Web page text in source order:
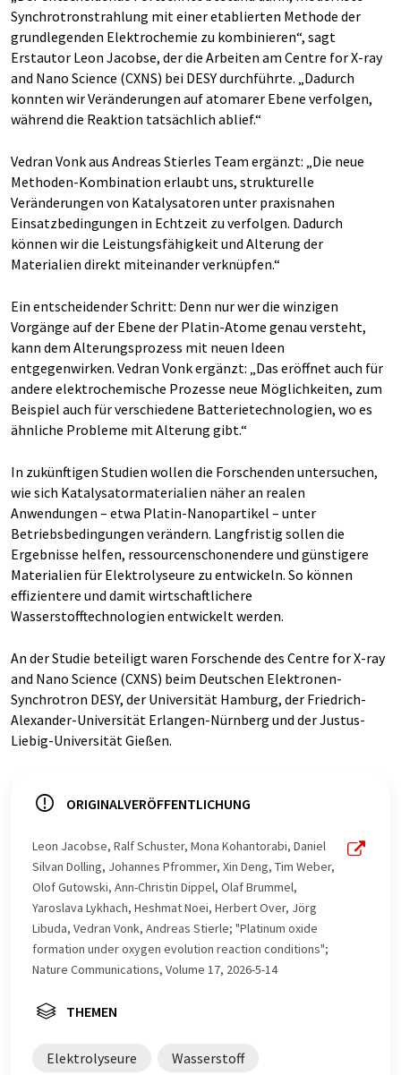
Synchrotronstrahlung mit einer etablierten Methode der
grundlegenden Elektrochemie zu kombinieren“, sagt
Erstautor Leon Jacobse, der die Arbeiten am Centre for X-ray
and Nano Science (CXNS) bei DESY durchführte. „Dadurch
konnten wir Veränderungen auf atomarer Ebene verfolgen,
während die Reaktion tatsächlich ablief.“
Vedran Vonk aus Andreas Stierles Team ergänzt: „Die neue
Methoden-Kombination erlaubt uns, strukturelle
Veränderungen von Katalysatoren unter praxisnahen
Einsatzbedingungen in Echtzeit zu verfolgen. Dadurch
können wir die Leistungsfähigkeit und Alterung der
Materialien direkt miteinander verknüpfen.“
Ein entscheidender Schritt: Denn nur wer die winzigen
Vorgänge auf der Ebene der Platin-Atome genau versteht,
kann dem Alterungsprozess mit neuen Ideen
entgegenwirken. Vedran Vonk ergänzt: „Das eröffnet auch für
andere elektrochemische Prozesse neue Möglichkeiten, zum
Beispiel auch für verschiedene Batterietechnologien, wo es
ähnliche Probleme mit Alterung gibt.“
In zukünftigen Studien wollen die Forschenden untersuchen,
wie sich Katalysatormaterialien näher an realen
Anwendungen – etwa Platin-Nanopartikel – unter
Betriebsbedingungen verändern. Langfristig sollen die
Ergebnisse helfen, ressourcenschonendere und günstigere
Materialien für Elektrolyseure zu entwickeln. So können
effizientere und damit wirtschaftlichere
Wasserstofftechnologien entwickelt werden.
An der Studie beteiligt waren Forschende des Centre for X-ray
and Nano Science (CXNS) beim Deutschen Elektronen-
Synchrotron DESY, der Universität Hamburg, der Friedrich-
Alexander-Universität Erlangen-Nürnberg und der Justus-
Liebig-Universität Gießen.
ORIGINALVERÖFFENTLICHUNG
Leon Jacobse, Ralf Schuster, Mona Kohantorabi, Daniel
Silvan Dolling, Johannes Pfrommer, Xin Deng, Tim Weber,
Olof Gutowski, Ann-Christin Dippel, Olaf Brummel,
Yaroslava Lykhach, Heshmat Noei, Herbert Over, Jörg
Libuda, Vedran Vonk, Andreas Stierle; "Platinum oxide
formation under oxygen evolution reaction conditions";
Nature Communications, Volume 17, 2026-5-14
THEMEN
Elektrolyseure Wasserstoff